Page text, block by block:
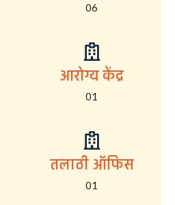
06
आरोग्य केंद्र
01
तलाठी ऑफिस
01